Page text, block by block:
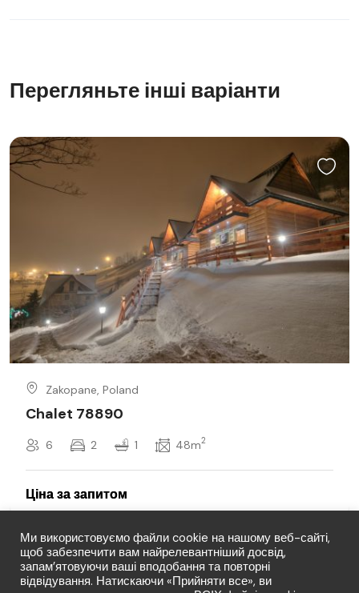
Перегляньте інші варіанти
Zakopane, Poland
Chalet 78890
6 2 1 48m2
Ми використовуємо файли cookie на нашому веб-сайті,
щоб забезпечити вам найрелевантніший досвід,
запам’ятовуючи ваші вподобання та повторні
відвідування. Натискаючи «Прийняти все», ви